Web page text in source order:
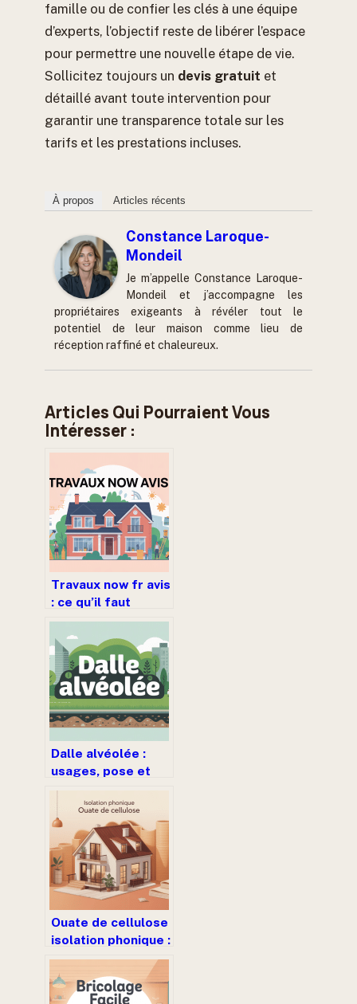
famille ou de confier les clés à une équipe
d’experts, l’objectif reste de libérer l’espace
pour permettre une nouvelle étape de vie.
Sollicitez toujours un devis gratuit et
détaillé avant toute intervention pour
garantir une transparence totale sur les
tarifs et les prestations incluses.
À propos Articles récents
Constance Laroque-
Mondeil
Je m’appelle Constance Laroque-
Mondeil et j’accompagne les
propriétaires exigeants à révéler tout le
potentiel de leur maison comme lieu de
réception raffiné et chaleureux.
Articles Qui Pourraient Vous
Intéresser :
Travaux now fr avis
: ce qu’il faut
vraiment savoir
avant de vous
lancer
Dalle alvéolée :
usages, pose et
choix pour vos
extérieurs
Ouate de cellulose
isolation phonique :
guide complet
pour un confort
acoustique réel